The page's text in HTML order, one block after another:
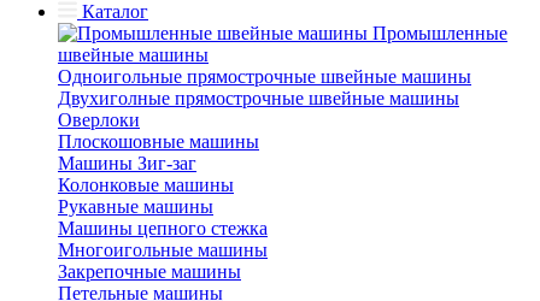
Каталог
Промышленные
швейные машины
Одноигольные прямострочные швейные машины
Двухиголные прямострочные швейные машины
Оверлоки
Плоскошовные машины
Машины Зиг-заг
Колонковые машины
Рукавные машины
Машины цепного стежка
Многоигольные машины
Закрепочные машины
Петельные машины